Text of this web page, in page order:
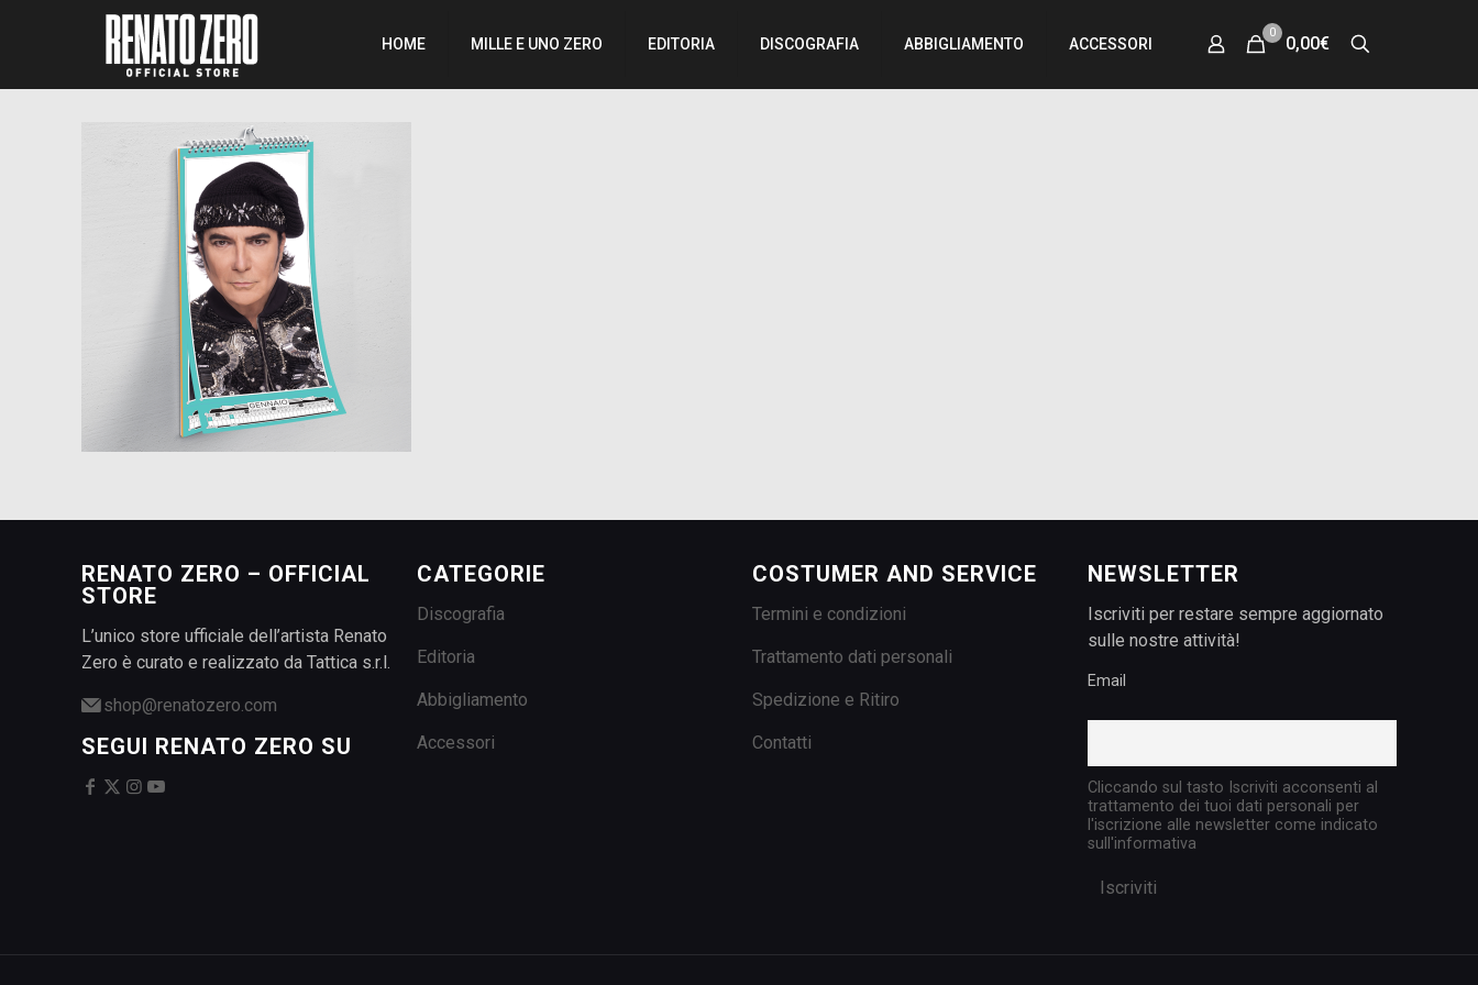
HOME MILLE E UNO ZERO EDITORIA DISCOGRAFIA ABBIGLIAMENTO ACCESSORI
0
0,00€
RENATO ZERO – OFFICIAL
STORE
L’unico store ufficiale dell’artista Renato
Zero è curato e realizzato da Tattica s.r.l.
shop@renatozero.com
SEGUI RENATO ZERO SU
CATEGORIE
Discografia
Editoria
Abbigliamento
Accessori
COSTUMER AND SERVICE
Termini e condizioni
Trattamento dati personali
Spedizione e Ritiro
Contatti
NEWSLETTER
Iscriviti per restare sempre aggiornato
sulle nostre attività!
Email
Cliccando sul tasto Iscriviti acconsenti al
trattamento dei tuoi dati personali per
l'iscrizione alle newsletter come indicato
sull'informativa